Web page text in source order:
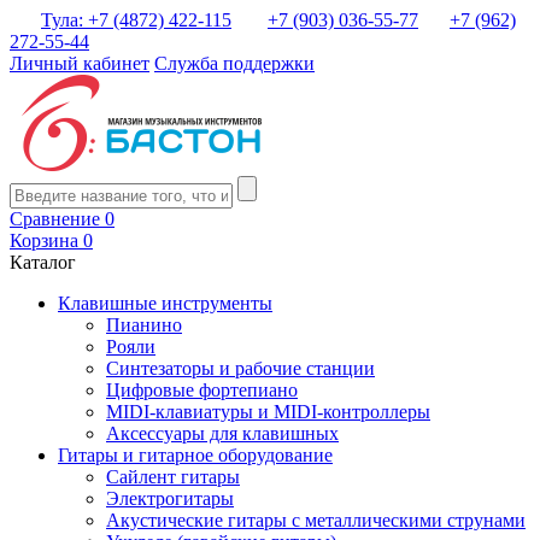
Тула: +7 (4872) 422-115 +7 (903) 036-55-77
+7 (962)
272-55-44
Личный кабинет Служба поддержки
Сравнение 0
Корзина 0
Каталог
Клавишные инструменты
Пианино
Рояли
Синтезаторы и рабочие станции
Цифровые фортепиано
MIDI-клавиатуры и MIDI-контроллеры
Аксессуары для клавишных
Гитары и гитарное оборудование
Сайлент гитары
Электрогитары
Акустические гитары с металлическими струнами